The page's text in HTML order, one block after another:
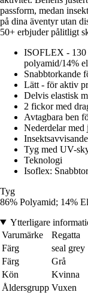
passform, medan
på dina äventyr utan
50+ erbjuder pålitligt
ISOFLEX - 130
polyamid/14%
Snabbtorkande
Lätt - för aktiv
Delvis elastisk
2 fickor med
Avtagbara ben
Nederdelar med
Tyg med UV-
Teknologi
Isoflex:
Tyg
86% Polyamid; 14%
Ytterligare
Varumärke
Regatta
Färg
seal grey
Färg
Grå
Kön
Kvinna
Åldersgrupp Vuxen